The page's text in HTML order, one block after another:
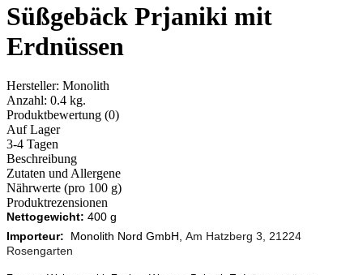
Süßgebäck Prjaniki mit
Erdnüssen
Hersteller: Monolith
Anzahl: 0.4 kg.
Produktbewertung (0)
Auf Lager
3-4 Tagen
Beschreibung
Zutaten und Allergene
Nährwerte (pro 100 g)
Produktrezensionen
Nettogewicht: 400 g
Importeur:
Monolith Nord GmbH, Am Hatzberg 3, 21224
Rosengarten